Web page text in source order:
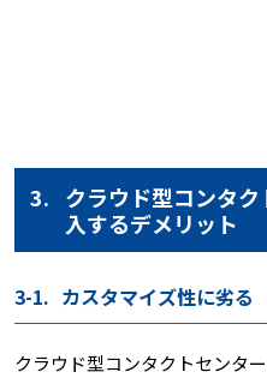
3. クラウド型コンタ
入するデメリット
3-1. カスタマイズ性に劣る
クラウド型コンタクトセンタ